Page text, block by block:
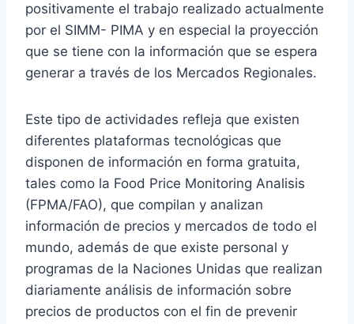
positivamente el trabajo realizado actualmente
por el SIMM- PIMA y en especial la proyección
que se tiene con la información que se espera
generar a través de los Mercados Regionales.
Este tipo de actividades refleja que existen
diferentes plataformas tecnológicas que
disponen de información en forma gratuita,
tales como la Food Price Monitoring Analisis
(FPMA/FAO), que compilan y analizan
información de precios y mercados de todo el
mundo, además de que existe personal y
programas de la Naciones Unidas que realizan
diariamente análisis de información sobre
precios de productos con el fin de prevenir